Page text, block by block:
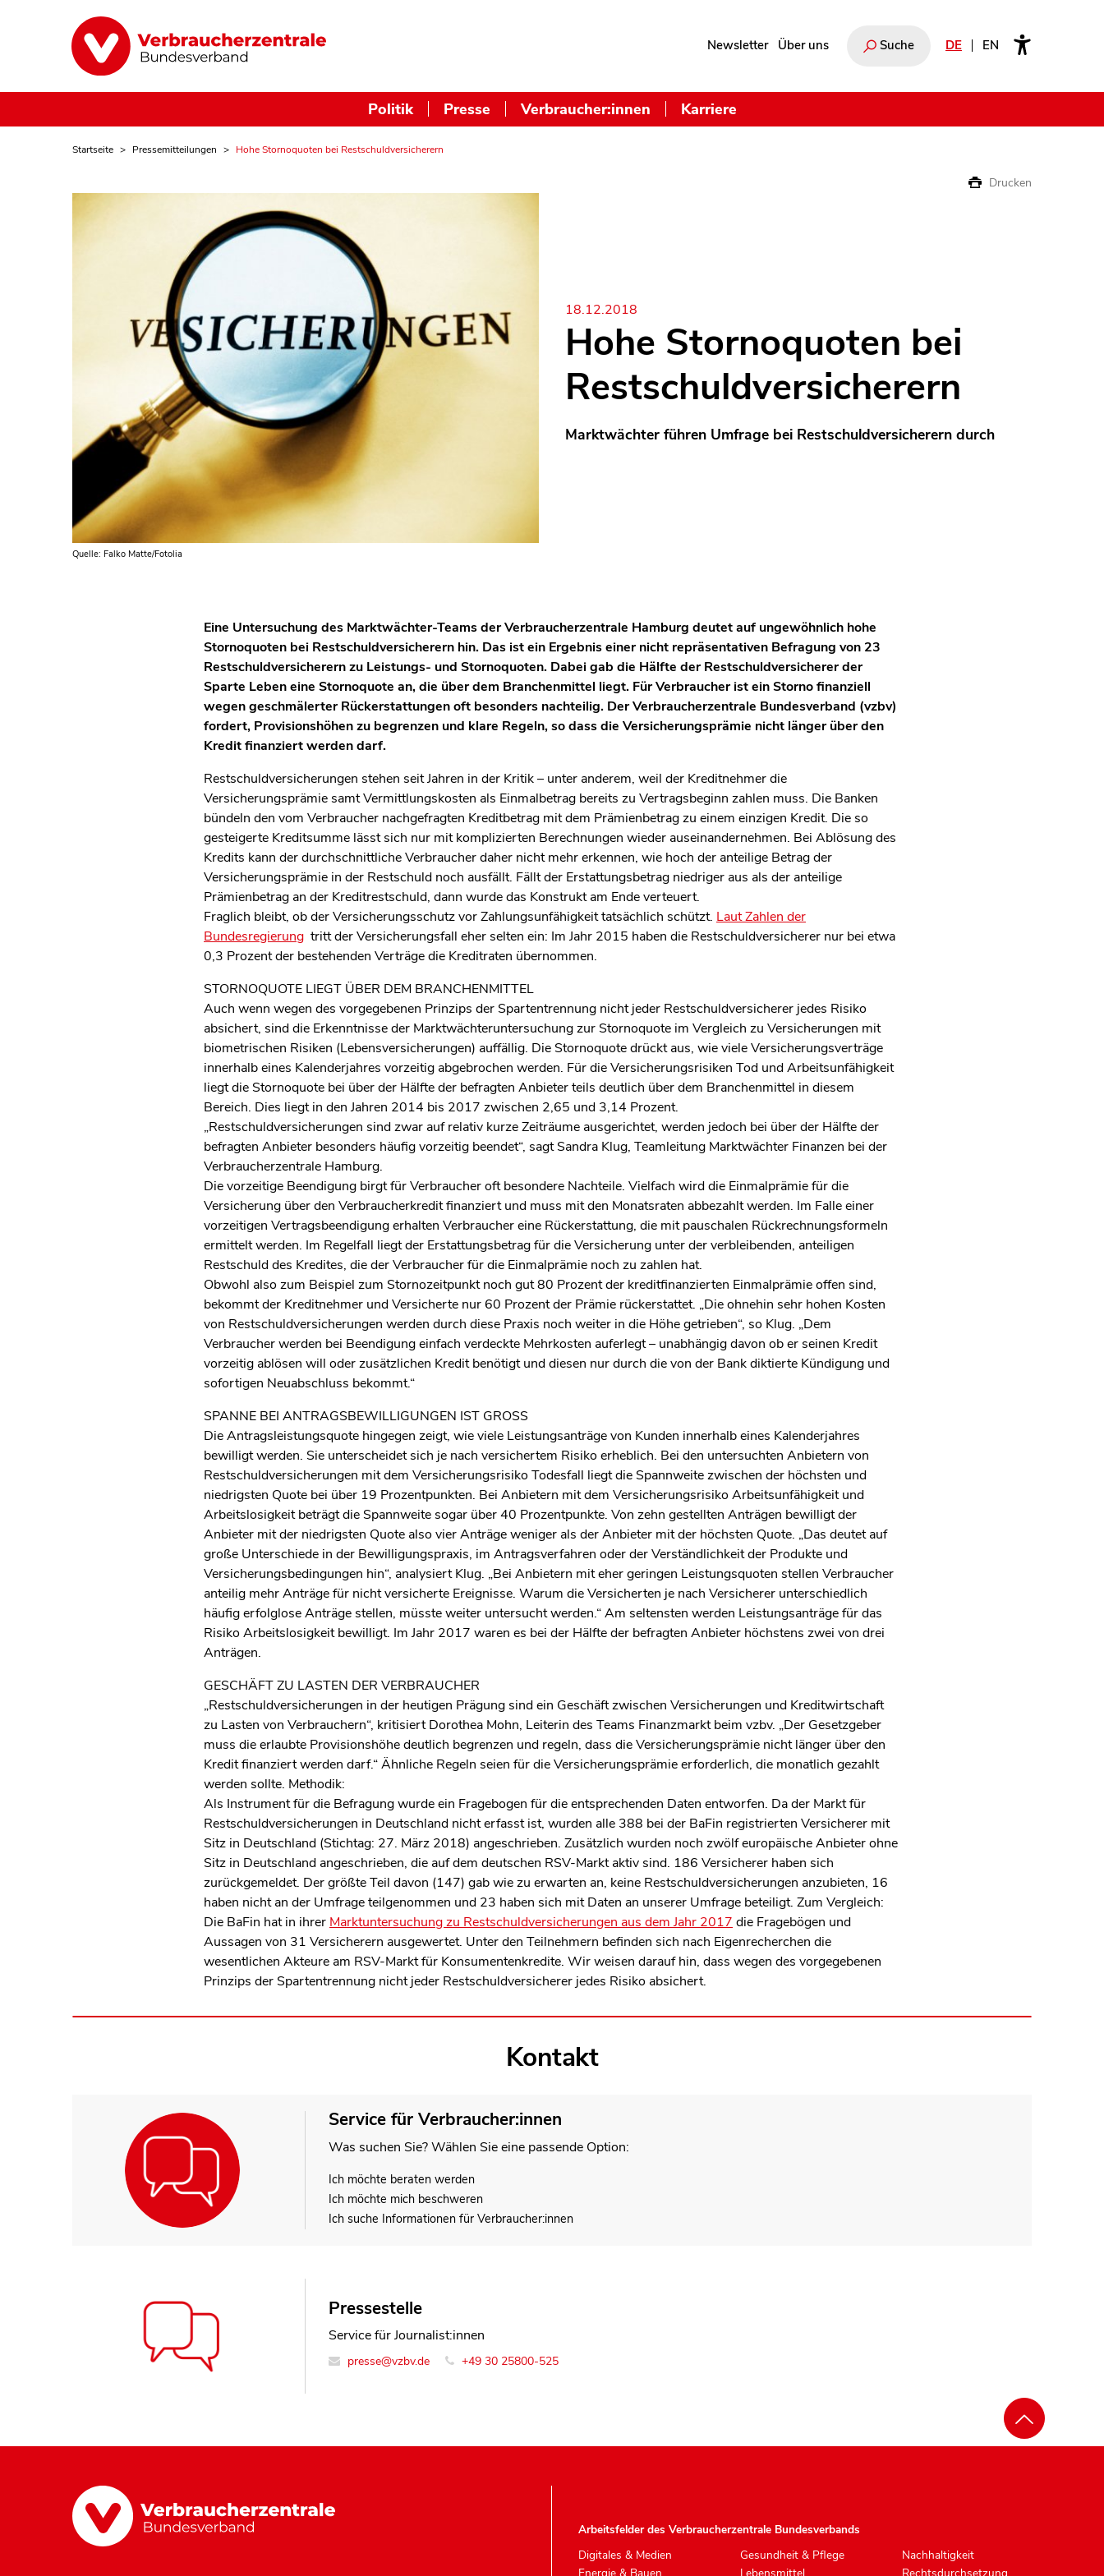
Newsletter Über uns Suche DE EN
Politik Presse Verbraucher:innen Karriere
Startseite Pressemitteilungen Hohe Stornoquoten bei Restschuldversicherern
Drucken
Quelle: Falko Matte/Fotolia
18.12.2018
Hohe Stornoquoten bei
Restschuldversicherern
Marktwächter führen Umfrage bei Restschuldversicherern durch
Eine Untersuchung des Marktwächter-Teams der Verbraucherzentrale Hamburg deutet auf ungewöhnlich hohe
Stornoquoten bei Restschuldversicherern hin. Das ist ein Ergebnis einer nicht repräsentativen Befragung von 23
Restschuldversicherern zu Leistungs- und Stornoquoten. Dabei gab die Hälfte der Restschuldversicherer der
Sparte Leben eine Stornoquote an, die über dem Branchenmittel liegt. Für Verbraucher ist ein Storno finanziell
wegen geschmälerter Rückerstattungen oft besonders nachteilig. Der Verbraucherzentrale Bundesverband (vzbv)
fordert, Provisionshöhen zu begrenzen und klare Regeln, so dass die Versicherungsprämie nicht länger über den
Kredit finanziert werden darf.
Restschuldversicherungen stehen seit Jahren in der Kritik – unter anderem, weil der Kreditnehmer die
Versicherungsprämie samt Vermittlungskosten als Einmalbetrag bereits zu Vertragsbeginn zahlen muss. Die Banken
bündeln den vom Verbraucher nachgefragten Kreditbetrag mit dem Prämienbetrag zu einem einzigen Kredit. Die so
gesteigerte Kreditsumme lässt sich nur mit komplizierten Berechnungen wieder auseinandernehmen. Bei Ablösung des
Kredits kann der durchschnittliche Verbraucher daher nicht mehr erkennen, wie hoch der anteilige Betrag der
Versicherungsprämie in der Restschuld noch ausfällt. Fällt der Erstattungsbetrag niedriger aus als der anteilige
Prämienbetrag an der Kreditrestschuld, dann wurde das Konstrukt am Ende verteuert.
Fraglich bleibt, ob der Versicherungsschutz vor Zahlungsunfähigkeit tatsächlich schützt. Laut Zahlen der
Bundesregierung tritt der Versicherungsfall eher selten ein: Im Jahr 2015 haben die Restschuldversicherer nur bei etwa
0,3 Prozent der bestehenden Verträge die Kreditraten übernommen.
STORNOQUOTE LIEGT ÜBER DEM BRANCHENMITTEL
Auch wenn wegen des vorgegebenen Prinzips der Spartentrennung nicht jeder Restschuldversicherer jedes Risiko
absichert, sind die Erkenntnisse der Marktwächteruntersuchung zur Stornoquote im Vergleich zu Versicherungen mit
biometrischen Risiken (Lebensversicherungen) auffällig. Die Stornoquote drückt aus, wie viele Versicherungsverträge
innerhalb eines Kalenderjahres vorzeitig abgebrochen werden. Für die Versicherungsrisiken Tod und Arbeitsunfähigkeit
liegt die Stornoquote bei über der Hälfte der befragten Anbieter teils deutlich über dem Branchenmittel in diesem
Bereich. Dies liegt in den Jahren 2014 bis 2017 zwischen 2,65 und 3,14 Prozent.
„Restschuldversicherungen sind zwar auf relativ kurze Zeiträume ausgerichtet, werden jedoch bei über der Hälfte der
befragten Anbieter besonders häufig vorzeitig beendet“, sagt Sandra Klug, Teamleitung Marktwächter Finanzen bei der
Verbraucherzentrale Hamburg.
Die vorzeitige Beendigung birgt für Verbraucher oft besondere Nachteile. Vielfach wird die Einmalprämie für die
Versicherung über den Verbraucherkredit finanziert und muss mit den Monatsraten abbezahlt werden. Im Falle einer
vorzeitigen Vertragsbeendigung erhalten Verbraucher eine Rückerstattung, die mit pauschalen Rückrechnungsformeln
ermittelt werden. Im Regelfall liegt der Erstattungsbetrag für die Versicherung unter der verbleibenden, anteiligen
Restschuld des Kredites, die der Verbraucher für die Einmalprämie noch zu zahlen hat.
Obwohl also zum Beispiel zum Stornozeitpunkt noch gut 80 Prozent der kreditfinanzierten Einmalprämie offen sind,
bekommt der Kreditnehmer und Versicherte nur 60 Prozent der Prämie rückerstattet. „Die ohnehin sehr hohen Kosten
von Restschuldversicherungen werden durch diese Praxis noch weiter in die Höhe getrieben“, so Klug. „Dem
Verbraucher werden bei Beendigung einfach verdeckte Mehrkosten auferlegt – unabhängig davon ob er seinen Kredit
vorzeitig ablösen will oder zusätzlichen Kredit benötigt und diesen nur durch die von der Bank diktierte Kündigung und
sofortigen Neuabschluss bekommt.“
SPANNE BEI ANTRAGSBEWILLIGUNGEN IST GROSS
Die Antragsleistungsquote hingegen zeigt, wie viele Leistungsanträge von Kunden innerhalb eines Kalenderjahres
bewilligt werden. Sie unterscheidet sich je nach versichertem Risiko erheblich. Bei den untersuchten Anbietern von
Restschuldversicherungen mit dem Versicherungsrisiko Todesfall liegt die Spannweite zwischen der höchsten und
niedrigsten Quote bei über 19 Prozentpunkten. Bei Anbietern mit dem Versicherungsrisiko Arbeitsunfähigkeit und
Arbeitslosigkeit beträgt die Spannweite sogar über 40 Prozentpunkte. Von zehn gestellten Anträgen bewilligt der
Anbieter mit der niedrigsten Quote also vier Anträge weniger als der Anbieter mit der höchsten Quote. „Das deutet auf
große Unterschiede in der Bewilligungspraxis, im Antragsverfahren oder der Verständlichkeit der Produkte und
Versicherungsbedingungen hin“, analysiert Klug. „Bei Anbietern mit eher geringen Leistungsquoten stellen Verbraucher
anteilig mehr Anträge für nicht versicherte Ereignisse. Warum die Versicherten je nach Versicherer unterschiedlich
häufig erfolglose Anträge stellen, müsste weiter untersucht werden.“ Am seltensten werden Leistungsanträge für das
Risiko Arbeitslosigkeit bewilligt. Im Jahr 2017 waren es bei der Hälfte der befragten Anbieter höchstens zwei von drei
Anträgen.
GESCHÄFT ZU LASTEN DER VERBRAUCHER
„Restschuldversicherungen in der heutigen Prägung sind ein Geschäft zwischen Versicherungen und Kreditwirtschaft
zu Lasten von Verbrauchern“, kritisiert Dorothea Mohn, Leiterin des Teams Finanzmarkt beim vzbv. „Der Gesetzgeber
muss die erlaubte Provisionshöhe deutlich begrenzen und regeln, dass die Versicherungsprämie nicht länger über den
Kredit finanziert werden darf.“ Ähnliche Regeln seien für die Versicherungsprämie erforderlich, die monatlich gezahlt
werden sollte. Methodik:
Als Instrument für die Befragung wurde ein Fragebogen für die entsprechenden Daten entworfen. Da der Markt für
Restschuldversicherungen in Deutschland nicht erfasst ist, wurden alle 388 bei der BaFin registrierten Versicherer mit
Sitz in Deutschland (Stichtag: 27. März 2018) angeschrieben. Zusätzlich wurden noch zwölf europäische Anbieter ohne
Sitz in Deutschland angeschrieben, die auf dem deutschen RSV-Markt aktiv sind. 186 Versicherer haben sich
zurückgemeldet. Der größte Teil davon (147) gab wie zu erwarten an, keine Restschuldversicherungen anzubieten, 16
haben nicht an der Umfrage teilgenommen und 23 haben sich mit Daten an unserer Umfrage beteiligt. Zum Vergleich:
Die BaFin hat in ihrer Marktuntersuchung zu Restschuldversicherungen aus dem Jahr 2017 die Fragebögen und
Aussagen von 31 Versicherern ausgewertet. Unter den Teilnehmern befinden sich nach Eigenrecherchen die
wesentlichen Akteure am RSV-Markt für Konsumentenkredite. Wir weisen darauf hin, dass wegen des vorgegebenen
Prinzips der Spartentrennung nicht jeder Restschuldversicherer jedes Risiko absichert.
Kontakt
Service für Verbraucher:innen
Was suchen Sie? Wählen Sie eine passende Option:
Ich möchte beraten werden
Ich möchte mich beschweren
Ich suche Informationen für Verbraucher:innen
Pressestelle
Service für Journalist:innen
presse@vzbv.de +49 30 25800-525
Arbeitsfelder des Verbraucherzentrale Bundesverbands
Digitales & Medien
Gesundheit & Pflege
Nachhaltigkeit